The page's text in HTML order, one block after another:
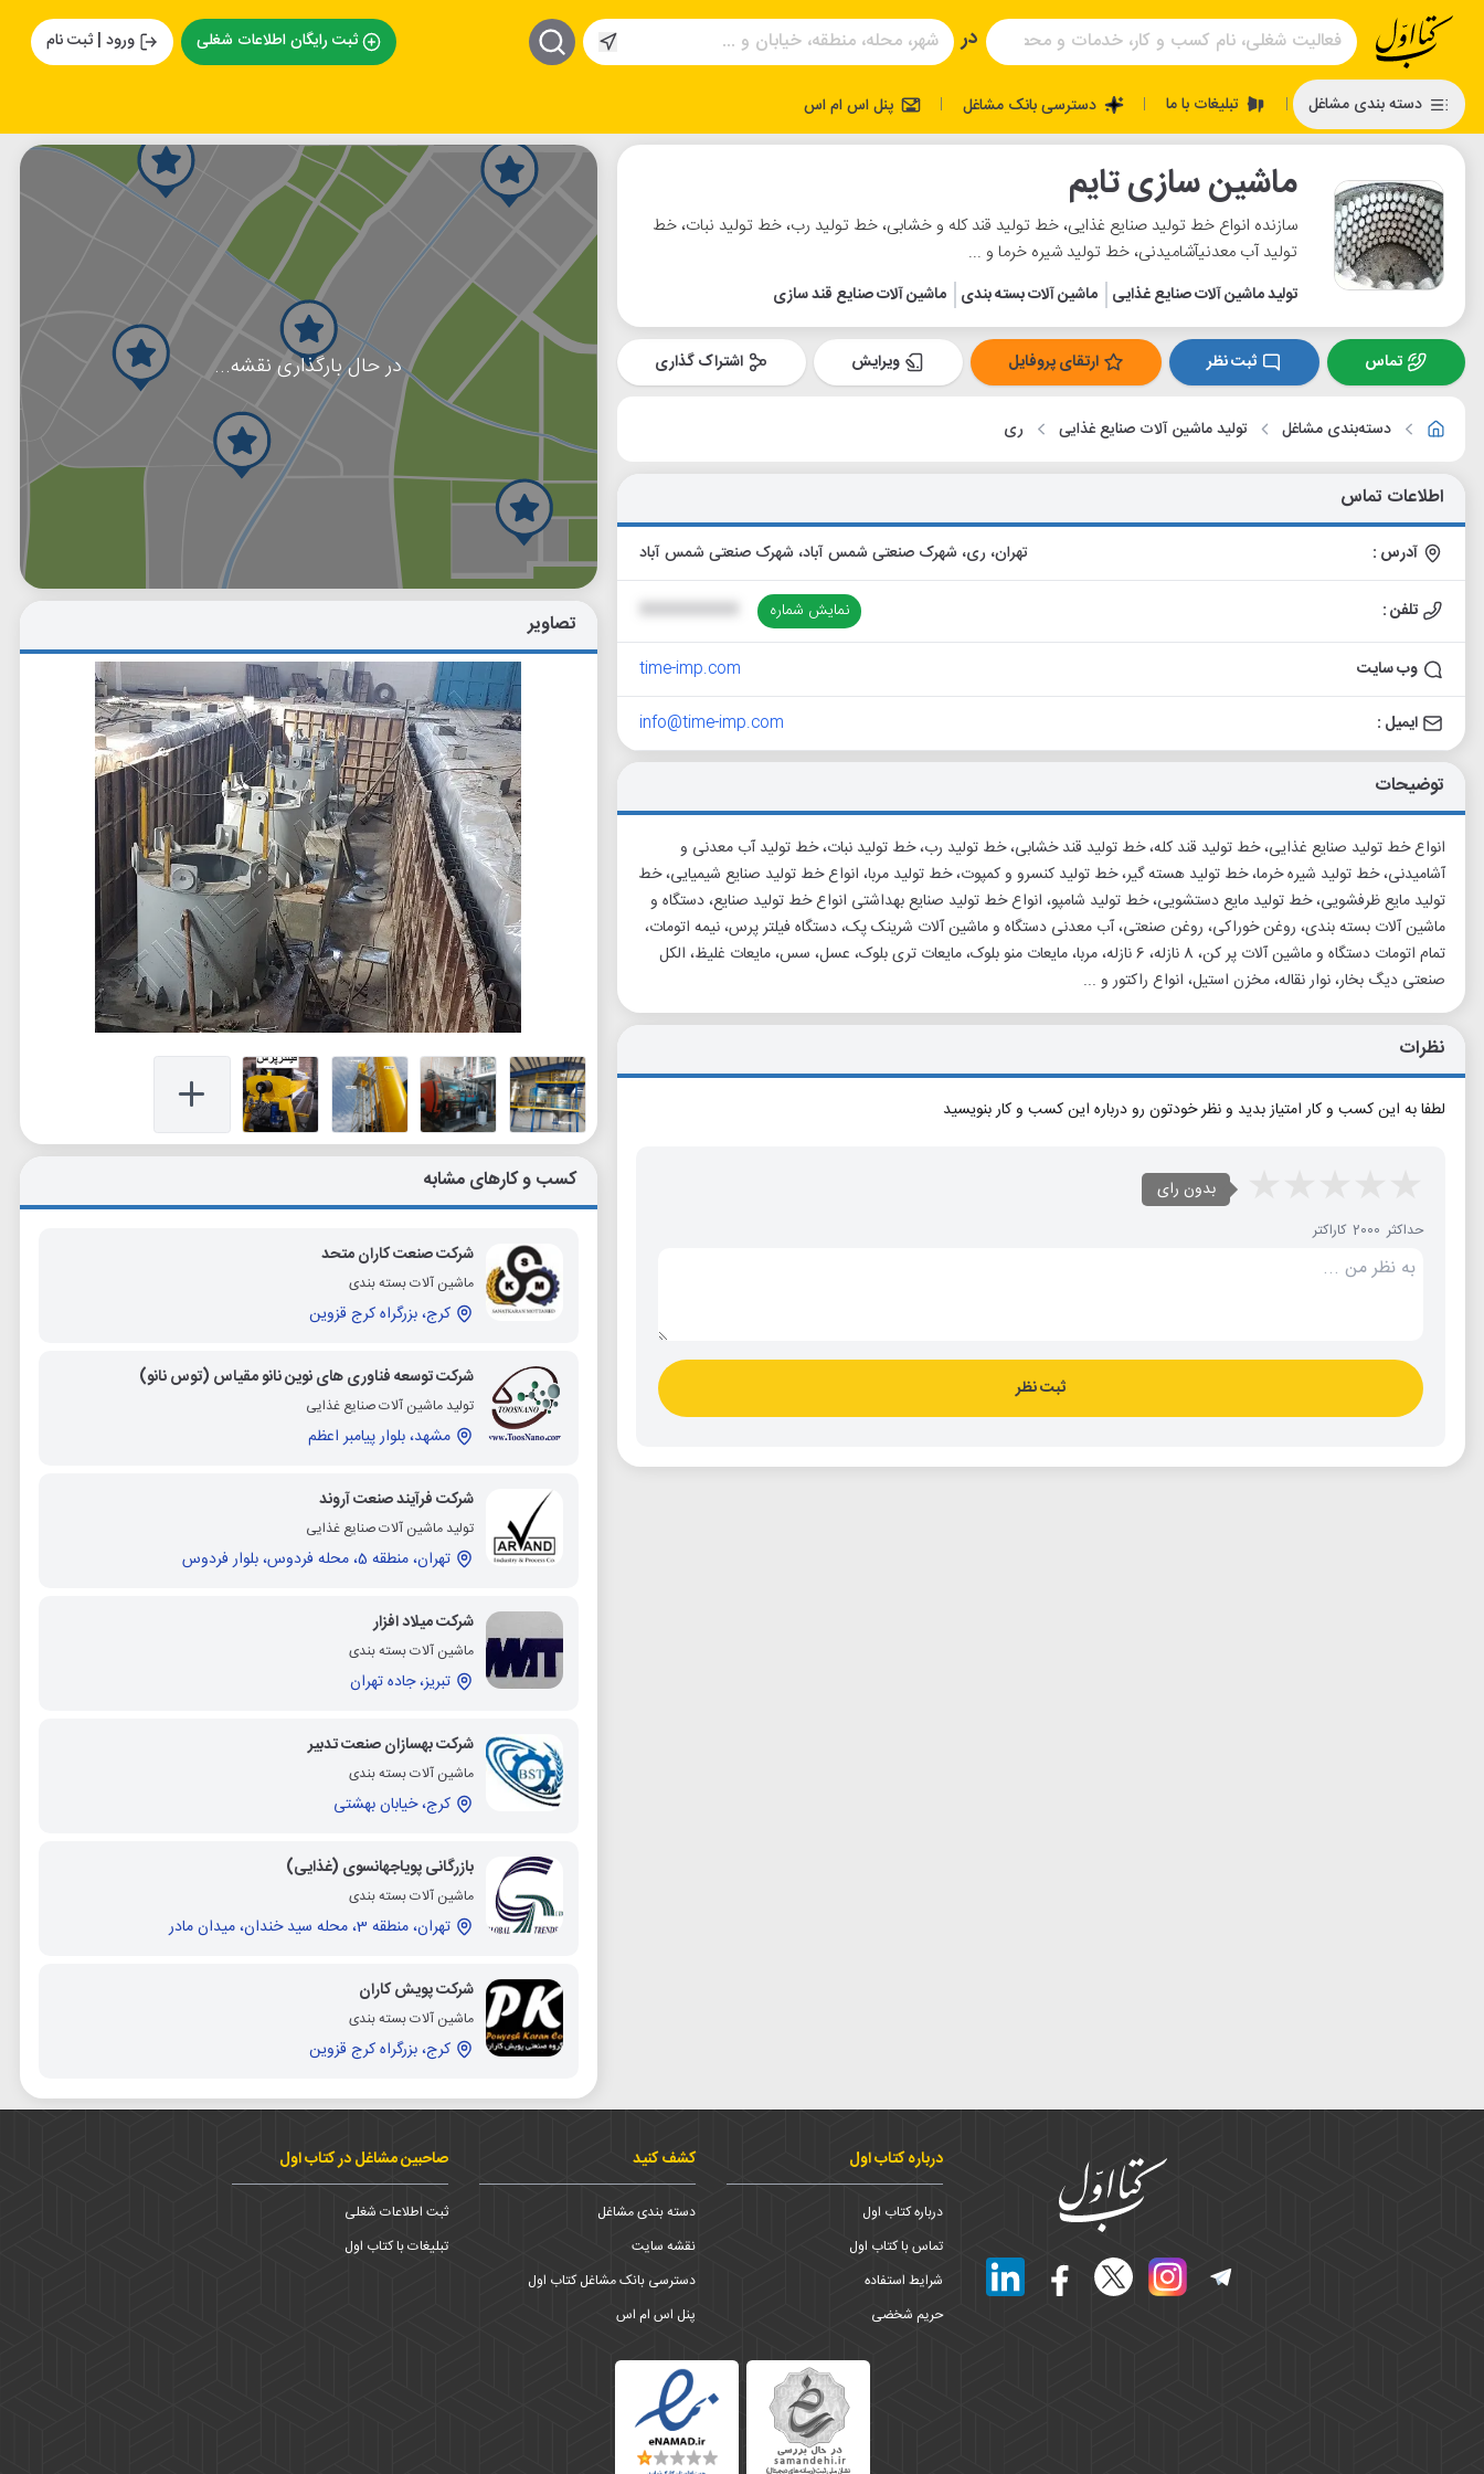
در ثبت رایگان اطلاعات شغلی ورود | ثبت نام
دسته بندی مشاغل | تبلیغات با ما | دسترسی بانک مشاغل | پنل اس ام اس
ماشین سازی تایم
سازنده انواع خط تولید صنایع غذایی، خط تولید قند کله و خشابی، خط تولید رب، خط تولید نبات، خط
تولید آب معدنیآشامیدنی، خط تولید شیره خرما و ...
تولید ماشین آلات صنایع غذایی ماشین آلات بسته بندی ماشین آلات صنایع قند سازی
تماس ثبت نظر ارتقای پروفایل ویرایش اشتراک گذاری
دسته‌بندی مشاغل تولید ماشین آلات صنایع غذایی ری
اطلاعات تماس
آدرس : تهران، ری، شهرک صنعتی شمس آباد، شهرک صنعتی شمس آباد
تلفن : نمایش شماره XXXXXXXXXX
وب سایت time-imp.com
ایمیل : info@time-imp.com
توضیحات
انواع خط تولید صنایع غذایی، خط تولید قند کله، خط تولید قند خشابی، خط تولید رب، خط تولید نبات، خط تولید آب معدنی و
آشامیدنی، خط تولید شیره خرما، خط تولید هسته گیر، خط تولید کنسرو و کمپوت، خط تولید مربا، انواع خط تولید صنایع شیمیایی، خط
تولید مایع ظرفشویی، خط تولید مایع دستشویی، خط تولید شامپو، انواع خط تولید صنایع بهداشتی انواع خط تولید صنایع، دستگاه و
ماشین آلات بسته بندی، روغن خوراکی، روغن صنعتی، آب معدنی دستگاه و ماشین آلات شرینک پک، دستگاه فیلتر پرس، نیمه اتومات،
تمام اتومات دستگاه و ماشین آلات پر کن، 8 نازله، 6 نازله، مربا، مایعات منو بلوک، مایعات تری بلوک، عسل، سس، مایعات غلیظ، الکل
صنعتی دیگ بخار، نوار نقاله، مخزن استیل، انواع راکتور و ...
نظرات
لطفا به این کسب و کار امتیاز بدید و نظر خودتون رو درباره این کسب و کار بنویسید
بدون رای
حداکثر 2000 کاراکتر
ثبت نظر
در حال بارگذاری نقشه...
تصاویر
کسب و کارهای مشابه
شرکت صنعت کاران متحد
ماشین آلات بسته بندی
کرج، بزرگراه کرج قزوین
شرکت توسعه فناوری های نوین نانو مقیاس (توس نانو)
تولید ماشین آلات صنایع غذایی
مشهد، بلوار پیامبر اعظم
شرکت فرآیند صنعت آروند
تولید ماشین آلات صنایع غذایی
تهران، منطقه 5، محله فردوس، بلوار فردوس
شرکت میلاد افزار
ماشین آلات بسته بندی
تبریز، جاده تهران
شرکت بهسازان صنعت تدبیر
ماشین آلات بسته بندی
کرج، خیابان بهشتی
بازرگانی پویاجهانسوی (غذایی)
ماشین آلات بسته بندی
تهران، منطقه 3، محله سید خندان، میدان مادر
شرکت پویش کاران
ماشین آلات بسته بندی
کرج، بزرگراه کرج قزوین
درباره کتاب اول
درباره کتاب اول
تماس با کتاب اول
شرایط استفاده
حریم شخضی
کشف کنید
دسته بندی مشاغل
نقشه سایت
دسترسی بانک مشاغل کتاب اول
پنل اس ام اس
صاحبین مشاغل در کتاب اول
ثبت اطلاعات شغلی
تبلیغات با کتاب اول